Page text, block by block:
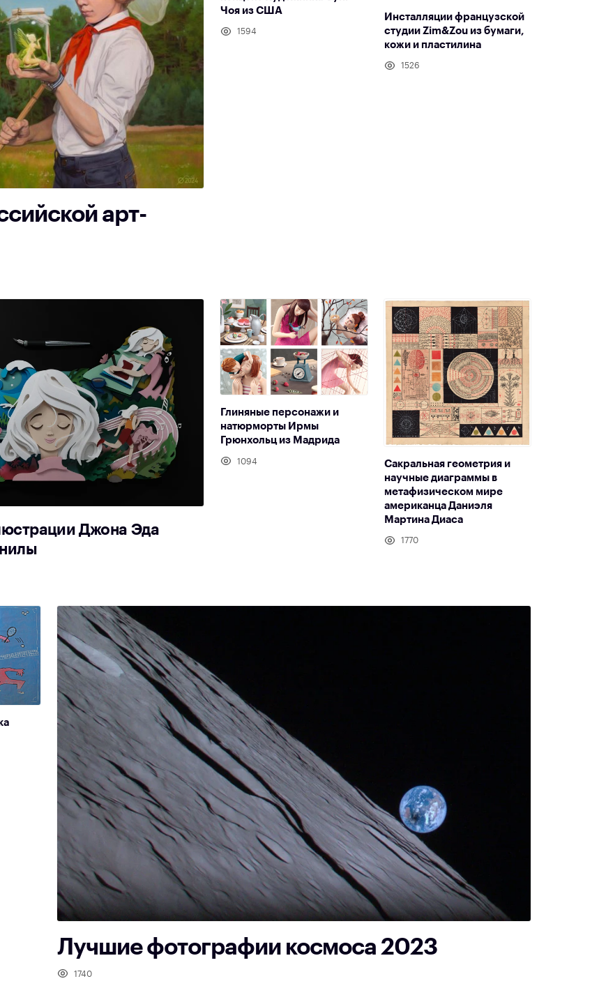
арт-
Чоя из США
1594
Инсталляции французской
студии Zim&Zou из бумаги,
кожи и пластилина
1526
Джона Эда
Глиняные персонажи и
натюрморты Ирмы
Грюнхольц из Мадрида
1094
Сакральная геометрия и
научные диаграммы в
метафизическом мире
американца Даниэля
Мартина Диаса
1770
Лучшие фотографии космоса 2023
1740